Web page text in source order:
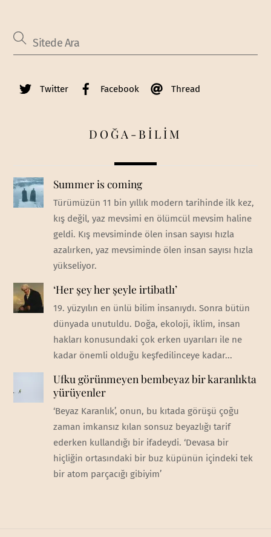
Twitter Facebook Thread
DOĞA-BİLİM
Summer is coming
Türümüzün 11 bin yıllık modern tarihinde ilk kez,
kış değil, yaz mevsimi en ölümcül mevsim haline
geldi. Kış mevsiminde ölen insan sayısı hızla
azalırken, yaz mevsiminde ölen insan sayısı hızla
yükseliyor.
‘Her şey her şeyle irtibatlı’
19. yüzyılın en ünlü bilim insanıydı. Sonra bütün
dünyada unutuldu. Doğa, ekoloji, iklim, insan
hakları konusundaki çok erken uyarıları ile ne
kadar önemli olduğu keşfedilinceye kadar...
Ufku görünmeyen bembeyaz bir karanlıkta
yürüyenler
‘Beyaz Karanlık’, onun, bu kıtada görüşü çoğu
zaman imkansız kılan sonsuz beyazlığı tarif
ederken kullandığı bir ifadeydi. ‘Devasa bir
hiçliğin ortasındaki bir buz küpünün içindeki tek
bir atom parçacığı gibiyim’